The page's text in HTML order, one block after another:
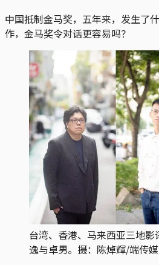
中国抵制金马奖，五年来，发生了
作，金马奖令对话更容易吗？
台湾、香港、马来西亚三地
逸与卓男。摄：陈焯輝/端传媒